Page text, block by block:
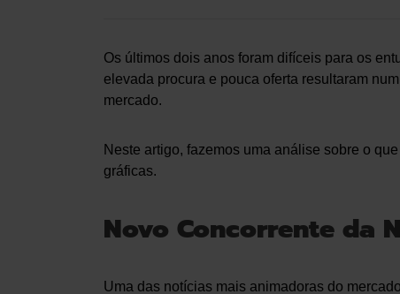
Os últimos dois anos foram difíceis para os
elevada procura e pouca oferta resultaram
mercado.
Neste artigo, fazemos uma análise sobre o
gráficas.
Novo Concorrente da
Uma das notícias mais animadoras do